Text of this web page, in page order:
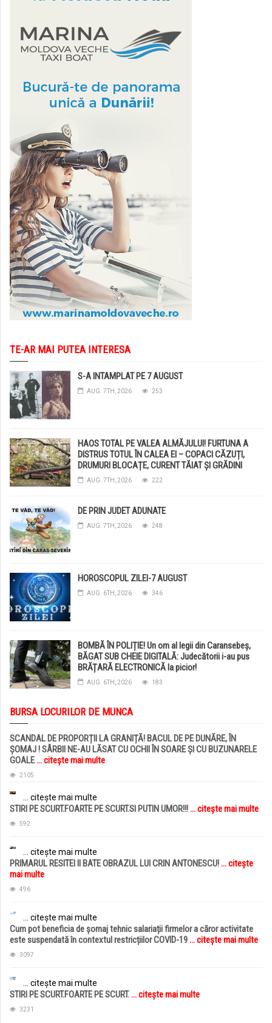
TE-AR MAI PUTEA INTERESA
S-A INTAMPLAT PE 7 AUGUST
AUG. 7TH, 2026 253
HAOS TOTAL PE VALEA ALMĂJULUI! FURTUNA A
DISTRUS TOTUL ÎN CALEA EI – COPACI CĂZUȚI,
DRUMURI BLOCAȚE, CURENT TĂIAT ȘI GRĂDINI
DISTRUSE DE GRINDINĂ!
AUG. 7TH, 2026 222
DE PRIN JUDET ADUNATE
AUG. 7TH, 2026 248
HOROSCOPUL ZILEI-7 AUGUST
AUG. 6TH, 2026 346
BOMBĂ ÎN POLIȚIE! Un om al legii din Caransebeș,
BĂGAT SUB CHEIE DIGITALĂ: Judecătorii i-au pus
BRĂȚARĂ ELECTRONICĂ la picior!
AUG. 6TH, 2026 183
BURSA LOCURILOR DE MUNCA
SCANDAL DE PROPORȚII LA GRANIȚĂ! BACUL DE PE DUNĂRE, ÎN
ȘOMAJ ! SÂRBII NE-AU LĂSAT CU OCHII ÎN SOARE ȘI CU BUZUNARELE
GOALE... citește mai multe
2105
... citește mai multe
STIRI PE SCURT.FOARTE PE SCURT.SI PUTIN UMOR!!!... citește mai multe
592
... citește mai multe
PRIMARUL RESITEI II BATE OBRAZUL LUI CRIN ANTONESCU!... citește
mai multe
496
... citește mai multe
Cum pot beneficia de șomaj tehnic salariații firmelor a căror activitate
este suspendată în contextul restricțiilor COVID-19... citește mai multe
3097
... citește mai multe
STIRI PE SCURT.FOARTE PE SCURT.... citește mai multe
3231